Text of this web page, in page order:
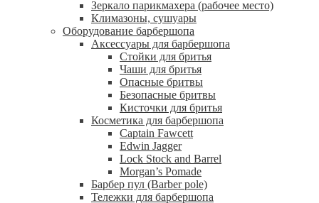
Зеркало парикмахера (рабочее место)
Климазоны, сушуары
Оборудование барбершопа
Аксессуары для барбершопа
Стойки для бритья
Чаши для бритья
Опасные бритвы
Безопасные бритвы
Кисточки для бритья
Косметика для барбершопа
Captain Fawcett
Edwin Jagger
Lock Stock and Barrel
Morgan’s Pomade
Барбер пул (Barber pole)
Тележки для барбершопа